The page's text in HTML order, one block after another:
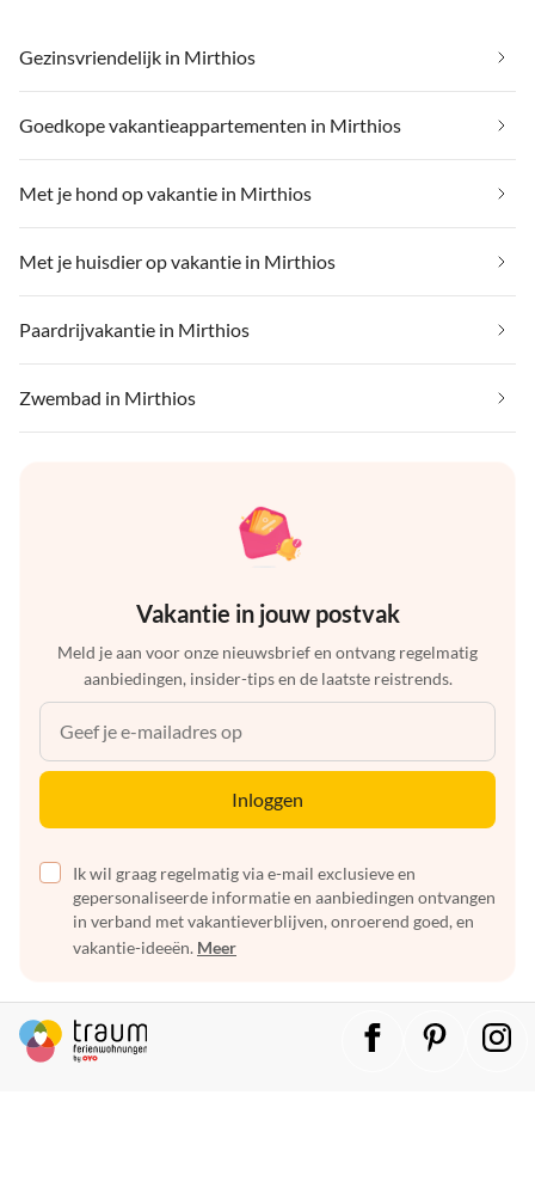
Gezinsvriendelijk in Mirthios
Goedkope vakantieappartementen in Mirthios
Met je hond op vakantie in Mirthios
Met je huisdier op vakantie in Mirthios
Paardrijvakantie in Mirthios
Zwembad in Mirthios
Vakantie in jouw postvak
Meld je aan voor onze nieuwsbrief en ontvang regelmatig
aanbiedingen, insider-tips en de laatste reistrends.
Inloggen
Ik wil graag regelmatig via e-mail exclusieve en
gepersonaliseerde informatie en aanbiedingen ontvangen
in verband met vakantieverblijven, onroerend goed, en
vakantie-ideeën. Meer